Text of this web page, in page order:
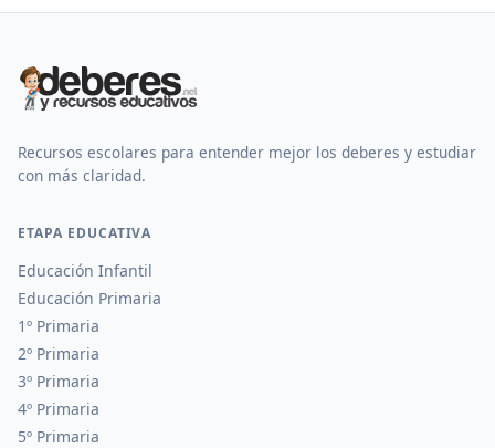
Recursos escolares para entender mejor los deberes y estudiar
con más claridad.
ETAPA EDUCATIVA
Educación Infantil
Educación Primaria
1º Primaria
2º Primaria
3º Primaria
4º Primaria
5º Primaria